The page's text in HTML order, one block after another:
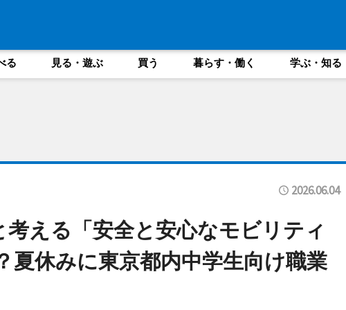
る 見る・遊ぶ 買う 暮らす・働く 学ぶ・知る
2026.06.04
考える「安全と安心なモビリティ
夏休みに東京都内中学生向け職業